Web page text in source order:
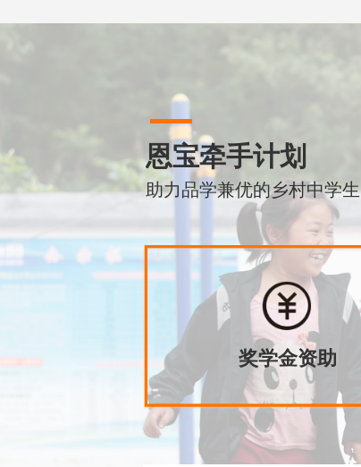
恩宝牵手计划
助力品学兼优的乡村中学生
奖学金资助